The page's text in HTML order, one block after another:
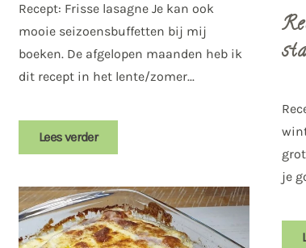
Recept: Frisse lasagne Je kan ook
mooie seizoensbuffetten bij mij
boeken. De afgelopen maanden heb ik
dit recept in het lente/zomer...
Lees verder
je